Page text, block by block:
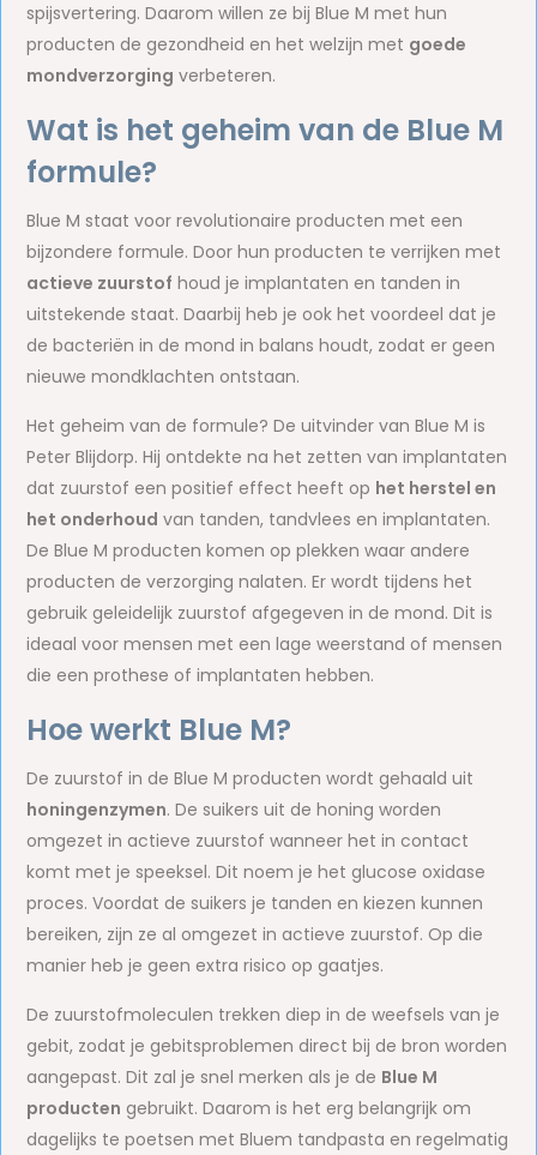
spijsvertering. Daarom willen ze bij Blue M met hun
producten de gezondheid en het welzijn met goede
mondverzorging verbeteren.
Wat is het geheim van de Blue M
formule?
Blue M staat voor revolutionaire producten met een
bijzondere formule. Door hun producten te verrijken met
actieve zuurstof houd je implantaten en tanden in
uitstekende staat. Daarbij heb je ook het voordeel dat je
de bacteriën in de mond in balans houdt, zodat er geen
nieuwe mondklachten ontstaan.
Het geheim van de formule? De uitvinder van Blue M is
Peter Blijdorp. Hij ontdekte na het zetten van implantaten
dat zuurstof een positief effect heeft op het herstel en
het onderhoud van tanden, tandvlees en implantaten.
De Blue M producten komen op plekken waar andere
producten de verzorging nalaten. Er wordt tijdens het
gebruik geleidelijk zuurstof afgegeven in de mond. Dit is
ideaal voor mensen met een lage weerstand of mensen
die een prothese of implantaten hebben.
Hoe werkt Blue M?
De zuurstof in de Blue M producten wordt gehaald uit
honingenzymen. De suikers uit de honing worden
omgezet in actieve zuurstof wanneer het in contact
komt met je speeksel. Dit noem je het glucose oxidase
proces. Voordat de suikers je tanden en kiezen kunnen
bereiken, zijn ze al omgezet in actieve zuurstof. Op die
manier heb je geen extra risico op gaatjes.
De zuurstofmoleculen trekken diep in de weefsels van je
gebit, zodat je gebitsproblemen direct bij de bron worden
aangepast. Dit zal je snel merken als je de Blue M
producten gebruikt. Daarom is het erg belangrijk om
dagelijks te poetsen met Bluem tandpasta en regelmatig